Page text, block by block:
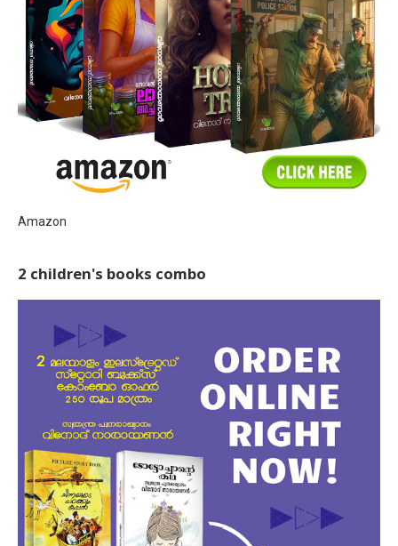
Amazon
2 children's books combo